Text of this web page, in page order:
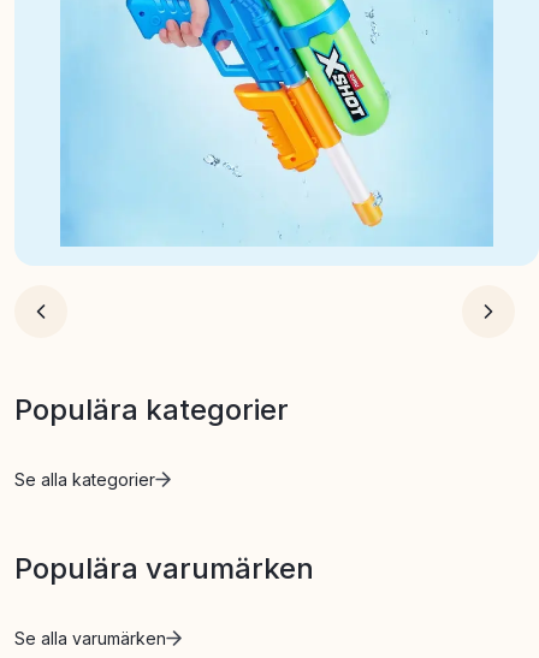
Populära kategorier
Se alla kategorier
Populära varumärken
Se alla varumärken